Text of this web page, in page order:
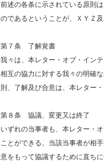
前述の各条に示されている原則
のであるということが、ＸＹＺ
第７条 了解覚書
我々は、本レター・オブ・イ
相互の協力に対する我々の明確
則、了解及び合意は、本レター
第８条 協議、変更又は終了
いずれの当事者も、本レター・
ことができる。当該当事者が相
意をもって協議するために直ちに